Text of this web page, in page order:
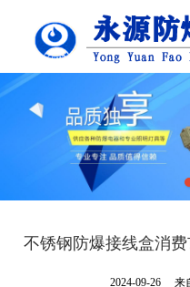
不锈钢防爆接线盒消
2024-09-26 来